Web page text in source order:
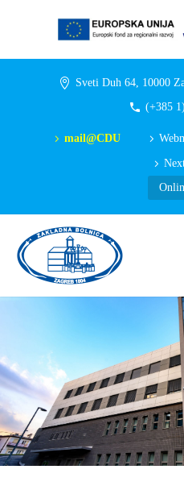
Sveti Duh 64, 10000
(+385
mail@CDU